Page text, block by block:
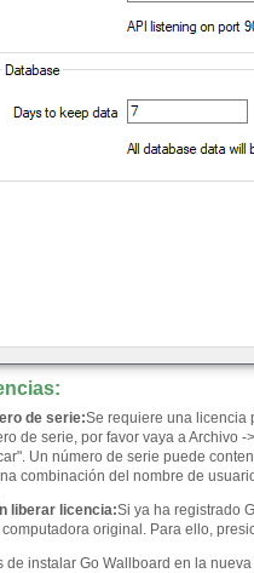
:
de serie:Se requiere una licencia
de serie, por favor vaya a Archivo
Un número de serie puede
combinación del nombre de
liberar licencia:Si ya ha registrado
original. Para ello,
de instalar Go Wallboard en la